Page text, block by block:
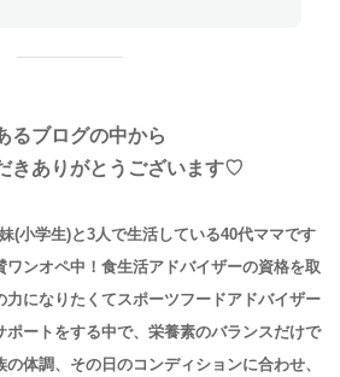
るブログの中から
きありがとうございます♡
(小学生)と3人で生活している40代ママです
ンオペ中！ 食生活アドバイザーの資格を取
力になりたくてスポーツフードアドバイザー
ポートをする中で、栄養素のバランスだけで
体調、その日のコンディションに合わせ、